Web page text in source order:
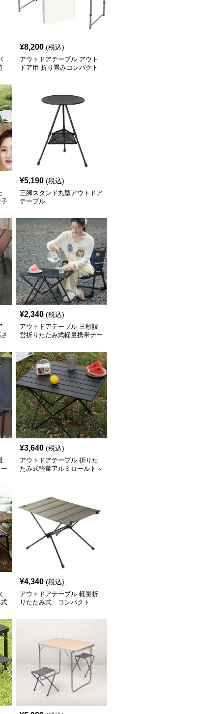
¥8,200 (税込)
アウトドアテーブル アウト
ドア用 折り畳みコンパクト
¥5,190 (税込)
三脚スタンド丸型アウトドア
テーブル
¥2,340 (税込)
アウトドアテーブル 三秒設
営折りたたみ式軽量携帯テー
¥3,640 (税込)
アウトドアテーブル 折りた
たみ式軽量アルミロールトッ
¥4,340 (税込)
アウトドアテーブル 軽量折
りたたみ式 コンパクト